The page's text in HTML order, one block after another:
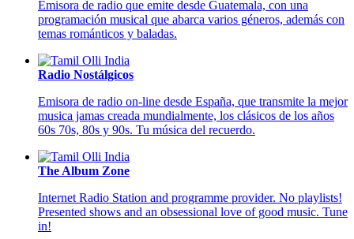
Emisora de radio que emite desde Guatemala, con una
programación musical que abarca varios géneros, además con
temas románticos y baladas.
Radio Nostálgicos
Emisora de radio on-line desde España, que transmite la mejor
musica jamas creada mundialmente, los clásicos de los años
60s 70s, 80s y 90s. Tu música del recuerdo.
The Album Zone
Internet Radio Station and programme provider. No playlists!
Presented shows and an obsessional love of good music. Tune
in!